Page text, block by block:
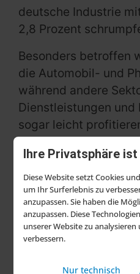
Ihre Privatsphäre
Diese Website setzt Cookies
um Ihr Surferlebnis zu
anzupassen. Sie haben die
anzupassen. Diese
unserer Website zu
verbessern.
Nur technisch
deutsche Industrie
2,8 Prozent
Besonders betroffen
die Automobil- und
während andere
Dienstleistungen
sogar leicht
einem
jeweils 0,4 Prozent.
„Sollte US-Präsident
Ankündigungen
wären die direkten
deutschen US-